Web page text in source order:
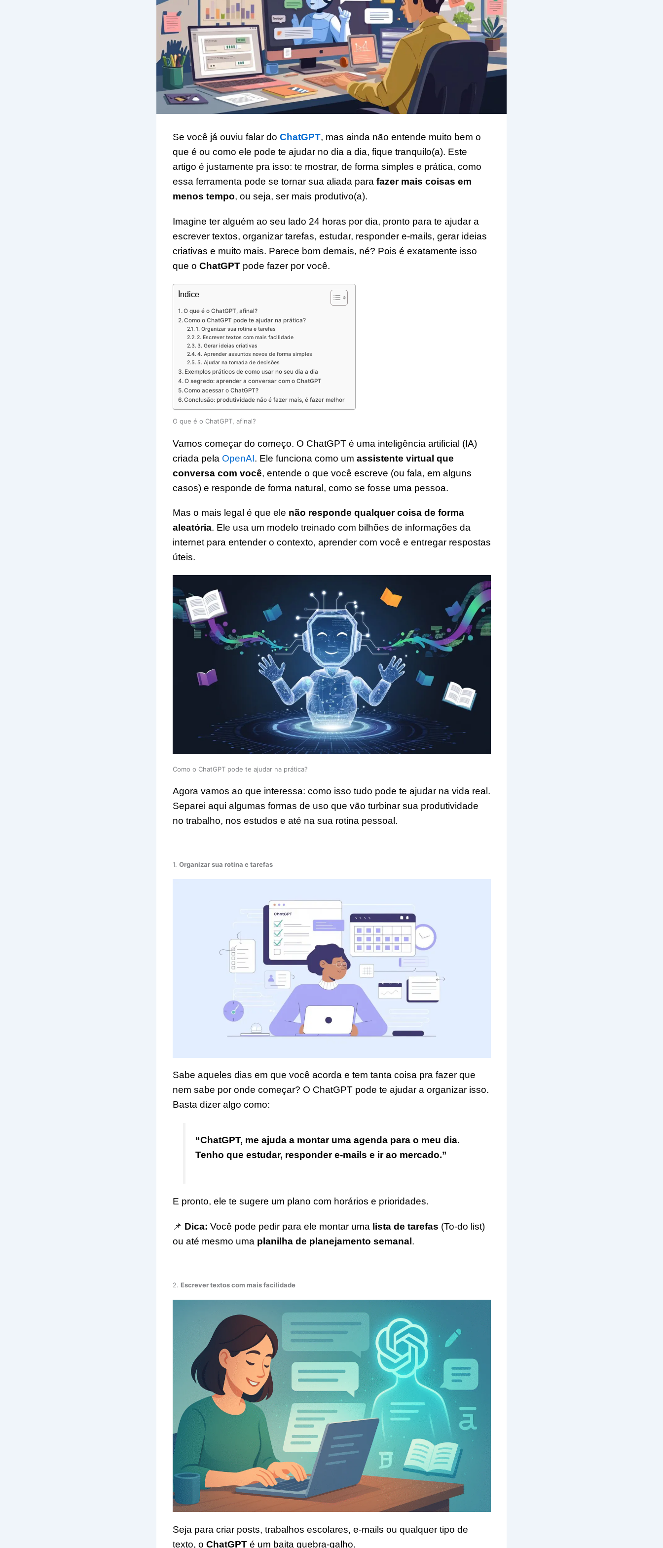
Se você já ouviu falar do ChatGPT, mas ainda não entende muito bem o
que é ou como ele pode te ajudar no dia a dia, fique tranquilo(a). Este
artigo é justamente pra isso: te mostrar, de forma simples e prática, como
essa ferramenta pode se tornar sua aliada para fazer mais coisas em
menos tempo, ou seja, ser mais produtivo(a).
Imagine ter alguém ao seu lado 24 horas por dia, pronto para te ajudar a
escrever textos, organizar tarefas, estudar, responder e-mails, gerar ideias
criativas e muito mais. Parece bom demais, né? Pois é exatamente isso
que o ChatGPTpode fazer por você.
Índice
O que é o ChatGPT, afinal?
Como o ChatGPT pode te ajudar na prática?
1. Organizar sua rotina e tarefas
2. Escrever textos com mais facilidade
3. Gerar ideias criativas
4. Aprender assuntos novos de forma simples
5. Ajudar na tomada de decisões
Exemplos práticos de como usar no seu dia a dia
O segredo: aprender a conversar com o ChatGPT
Como acessar o ChatGPT?
Conclusão: produtividade não é fazer mais, é fazer melhor
O que é o ChatGPT, afinal?
Vamos começar do começo. O ChatGPT é uma inteligência artificial (IA)
criada pela OpenAI. Ele funciona como um assistente virtual que
conversa com você, entende o que você escreve (ou fala, em alguns
casos) e responde de forma natural, como se fosse uma pessoa.
Mas o mais legal é que ele não responde qualquer coisa de forma
aleatória. Ele usa um modelo treinado com bilhões de informações da
internet para entender o contexto, aprender com você e entregar respostas
úteis.
Como o ChatGPT pode te ajudar na prática?
Agora vamos ao que interessa: como isso tudo pode te ajudar na vida real.
Separei aqui algumas formas de uso que vão turbinar sua produtividade
no trabalho, nos estudos e até na sua rotina pessoal.
1. Organizar sua rotina e tarefas
Sabe aqueles dias em que você acorda e tem tanta coisa pra fazer que
nem sabe por onde começar? O ChatGPT pode te ajudar a organizar isso.
Basta dizer algo como:
“ChatGPT, me ajuda a montar uma agenda para o meu dia.
Tenho que estudar, responder e-mails e ir ao mercado.”
E pronto, ele te sugere um plano com horários e prioridades.
📌 Dica: Você pode pedir para ele montar uma lista de tarefas (To-do list)
ou até mesmo uma planilha de planejamento semanal .
2. Escrever textos com mais facilidade
Seja para criar posts, trabalhos escolares, e-mails ou qualquer tipo de
texto, o ChatGPTé um baita quebra-galho.